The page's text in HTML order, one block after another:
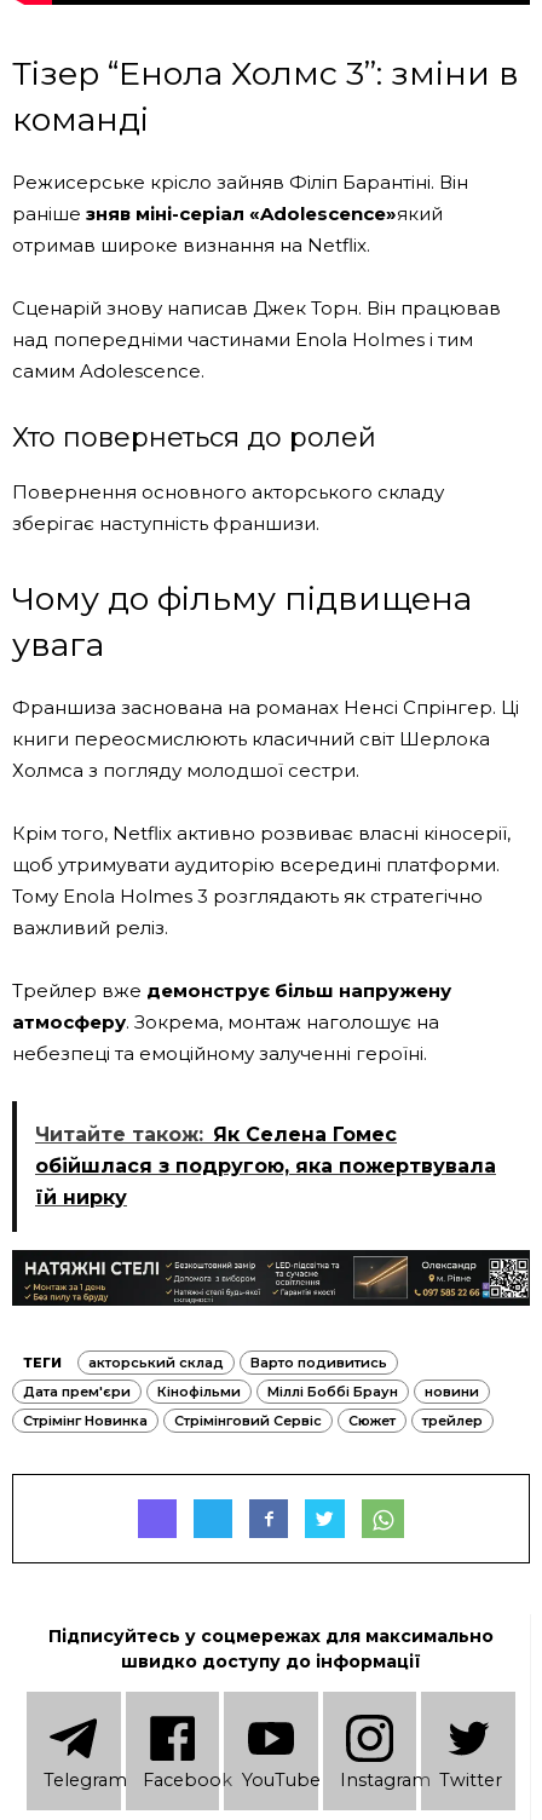
Тізер “Енола Холмс 3”: зміни в
команді
Режисерське крісло зайняв Філіп Барантіні. Він
раніше зняв міні-серіал «Adolescence»який
отримав широке визнання на Netflix.
Сценарій знову написав Джек Торн. Він працював
над попередніми частинами Enola Holmes і тим
самим Adolescence.
Хто повернеться до ролей
Повернення основного акторського складу
зберігає наступність франшизи.
Чому до фільму підвищена
увага
Франшиза заснована на романах Ненсі Спрінгер. Ці
книги переосмислюють класичний світ Шерлока
Холмса з погляду молодшої сестри.
Крім того, Netflix активно розвиває власні кіносерії,
щоб утримувати аудиторію всередині платформи.
Тому Enola Holmes 3 розглядають як стратегічно
важливий реліз.
Трейлер вже демонструє більш напружену
атмосферу. Зокрема, монтаж наголошує на
небезпеці та емоційному залученні героїні.
Читайте також: Як Селена Гомес
обійшлася з подругою, яка пожертвувала
їй нирку
ТЕГИ акторський склад
Варто подивитись
Дата прем'єри
Кінофільми Міллі Боббі Браун
новини
Стрімінг Новинка
Стрімінговий Сервіс Сюжет трейлер
Підписуйтесь у соцмережах для максимально
швидко доступу до інформації
Telеgram Facebook YouTube Instagram Twitter